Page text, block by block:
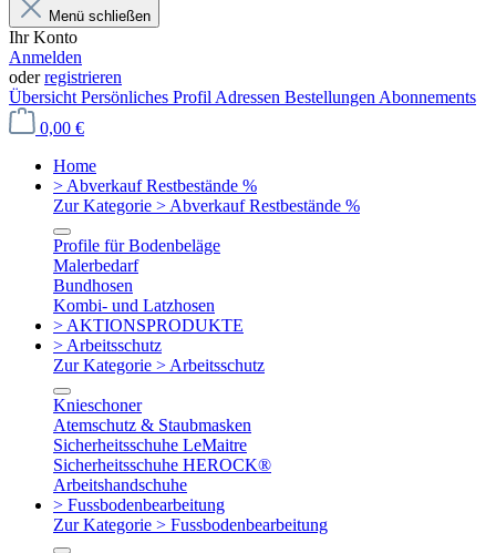
Menü schließen
Ihr Konto
Anmelden
oderregistrieren
Übersicht Persönliches Profil Adressen Bestellungen Abonnements
0,00 €
Home
> Abverkauf Restbestände %
Zur Kategorie > Abverkauf Restbestände %
Profile für Bodenbeläge
Malerbedarf
Bundhosen
Kombi- und Latzhosen
> AKTIONSPRODUKTE
> Arbeitsschutz
Zur Kategorie > Arbeitsschutz
Knieschoner
Atemschutz & Staubmasken
Sicherheitsschuhe LeMaitre
Sicherheitsschuhe HEROCK®
Arbeitshandschuhe
> Fussbodenbearbeitung
Zur Kategorie > Fussbodenbearbeitung